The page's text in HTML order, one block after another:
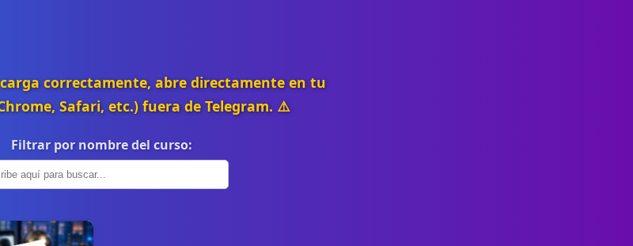
correctamente, abre directamente en tu
Safari, etc.) fuera de Telegram. ⚠️
Filtrar por nombre del curso: